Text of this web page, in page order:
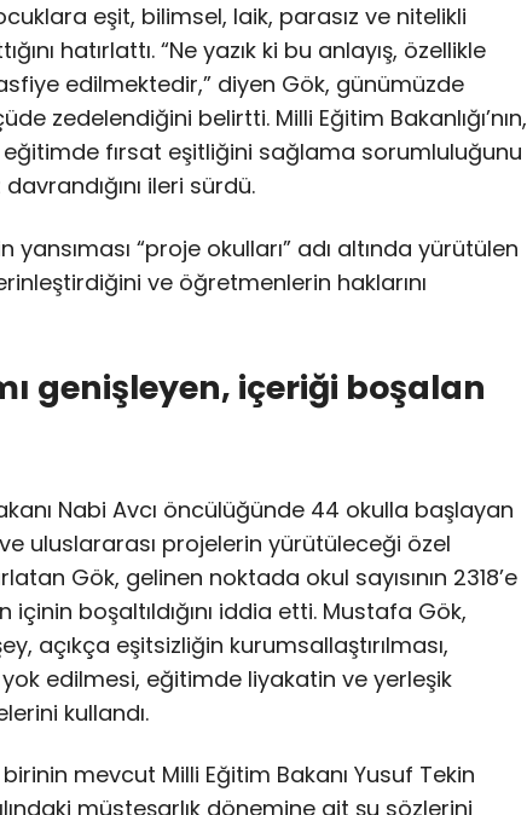
eşit, bilimsel, laik, parasız ve nitelikli
hatırlattı. “Ne yazık ki bu anlayış, özellikle
edilmektedir,” diyen Gök, günümüzde
zedelendiğini belirtti. Milli Eğitim Bakanlığı’nın,
fırsat eşitliğini sağlama sorumluluğunu
ileri sürdü.
“proje okulları” adı altında yürütülen
ve öğretmenlerin haklarını
genişleyen, içeriği boşalan
Nabi Avcı öncülüğünde 44 okulla başlayan
uluslararası projelerin yürütüleceği özel
Gök, gelinen noktada okul sayısının 2318’e
içinin boşaltıldığını iddia etti. Mustafa Gök,
açıkça eşitsizliğin kurumsallaştırılması,
edilmesi, eğitimde liyakatin ve yerleşik
kullandı.
mevcut Milli Eğitim Bakanı Yusuf Tekin
müsteşarlık dönemine ait şu sözlerini